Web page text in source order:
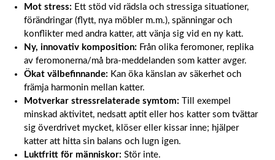
Mot stress: Ett stöd vid rädsla och stressiga situationer,
förändringar (flytt, nya möbler m.m.), spänningar och
konflikter med andra katter, att vänja sig vid en ny katt.
Ny, innovativ komposition: Från olika feromoner, replika
av feromonerna/må bra-meddelanden som katter avger.
Ökat välbefinnande: Kan öka känslan av säkerhet och
främja harmonin mellan katter.
Motverkar stressrelaterade symtom: Till exempel
minskad aktivitet, nedsatt aptit eller hos katter som tvättar
sig överdrivet mycket, klöser eller kissar inne; hjälper
katter att hitta sin balans och lugn igen.
Luktfritt för människor: Stör inte.